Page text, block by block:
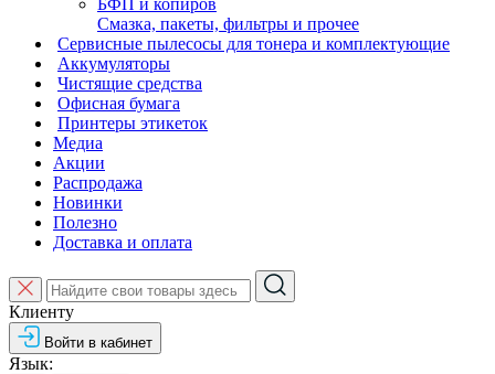
Смазка, пакеты, фильтры и прочее
Сервисные пылесосы для тонера и комплектующие
Аккумуляторы
Чистящие средства
Офисная бумага
Принтеры этикеток
Медиа
Акции
Распродажа
Новинки
Полезно
Доставка и оплата
Клиенту
Войти в кабинет
Язык: